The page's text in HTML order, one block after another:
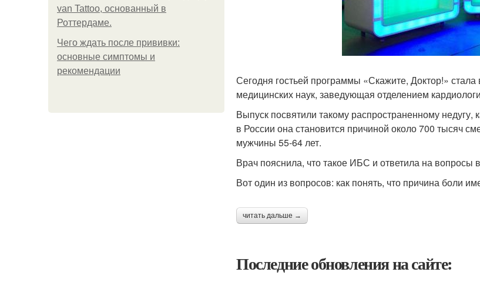
van Tattoo, основанный в
Роттердаме.
Чего ждать после прививки:
основные симптомы и
рекомендации
Сегодня гостьей программы «Скажите, Доктор!»
медицинских наук, заведующая отделением
Выпуск посвятили такому распространенному
в России она становится причиной около 700 тысяч
мужчины 55-64 лет.
Врач пояснила, что такое ИБС и ответила на вопросы
Вот один из вопросов: как понять, что причина боли
читать дальше →
Последние обновления на сайте: